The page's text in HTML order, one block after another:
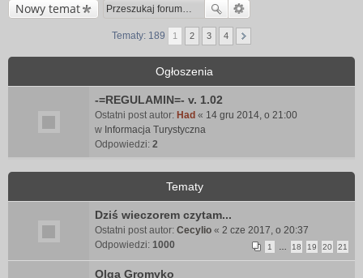
Nowy temat
Tematy: 189 1 2 3 4
Ogłoszenia
-=REGULAMIN=- v. 1.02
Ostatni post autor: Had « 14 gru 2014, o 21:00
w Informacja Turystyczna
Odpowiedzi: 2
Tematy
Dziś wieczorem czytam...
Ostatni post autor: Cecylio « 2 cze 2017, o 20:37
Odpowiedzi: 1000 1 18 19 20 21
Olga Gromyko